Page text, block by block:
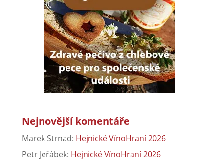
Nejnovější komentáře
Marek Strnad: Hejnické VínoHraní 2026
Petr Jeřábek: Hejnické VínoHraní 2026